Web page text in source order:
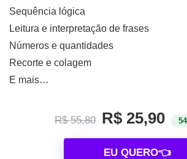
Sequência lógica
Leitura e interpretação de frases
Números e quantidades
Recorte e colagem
E mais…
R$ 55,80 R$ 25,90
EU QUERO👈